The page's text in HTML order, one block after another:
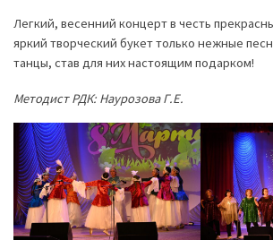
Легкий, весенний концерт в честь
яркий творческий букет только нежные
танцы, став для них настоящим подарком!
Методист РДК: Наурозова Г.Е.